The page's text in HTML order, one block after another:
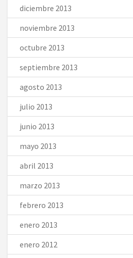
diciembre 2013
noviembre 2013
octubre 2013
septiembre 2013
agosto 2013
julio 2013
junio 2013
mayo 2013
abril 2013
marzo 2013
febrero 2013
enero 2013
enero 2012